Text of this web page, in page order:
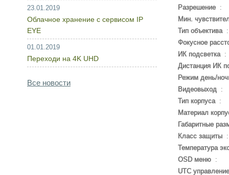
Разрешение :
Мин.
Тип объектива
Фокусное
ИК подсветка:
Дистанция ИК
Режим день/
Видеовыход :
Тип корпуса:
Материал
Габаритные
Класс защиты
Температура
OSD меню :
UTC управление
23.01.2019
Облачное хранение с сервисом IP
EYE
01.01.2019
Переходи на 4K UHD
Все новости